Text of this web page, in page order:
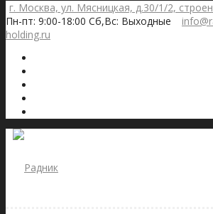
г. Москва, ул. Мясницкая, д.30/1/2,
Пн-пт: 9:00-18:00 Сб,Вс: Выходные
holding.ru